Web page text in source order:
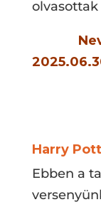
olvasottak
Harry
Ebben a